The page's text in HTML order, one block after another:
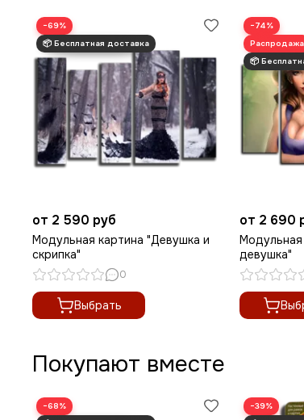
−69%
от 2 590 руб
Модульная картина "Девушка и
скрипка"
0
Выбрать
−74%
от 2 690
Модульная
девушка"
Покупают вместе
−68% −39%